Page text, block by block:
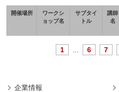
開催場所
ワークシ
ョップ名
サブタイ
トル
講師
名
1 6 7
企業情報